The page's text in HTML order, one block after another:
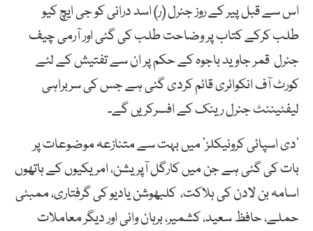
اس سے قبل پیر کے روز جنرل (ر) اسد درانی کو جی ایچ کیو
طلب کرکے کتاب پر وضاحت طلب کی گئی اور آرمی چیف
جنرل قمر جاوید باجوہ کے حکم پر ان سے تفتیش کے لئے
کورٹ آف انکوائری قائم کردی گئی ہے جس کی سربراہی
لیفٹیننٹ جنرل رینک کے افسرکریں گے۔
‘دی اسپائی کرونیکلز’ میں بہت سے متنازعہ موضوعات پر
بات کی گئی ہے جن میں کارگل آپریشن، امریکیوں کے ہاتھوں
اسامہ بن لادن کی ہلاکت، کلبھوشن یادیو کی گرفتاری، ممبئی
حملے، حافظ سعید، کشمیر، برہان وانی اور دیگر معاملات